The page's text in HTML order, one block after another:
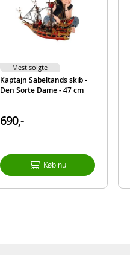
Kaptajn Sabeltands skib -
Den Sorte Dame - 47 cm
690,-
Køb nu
Mest solgte